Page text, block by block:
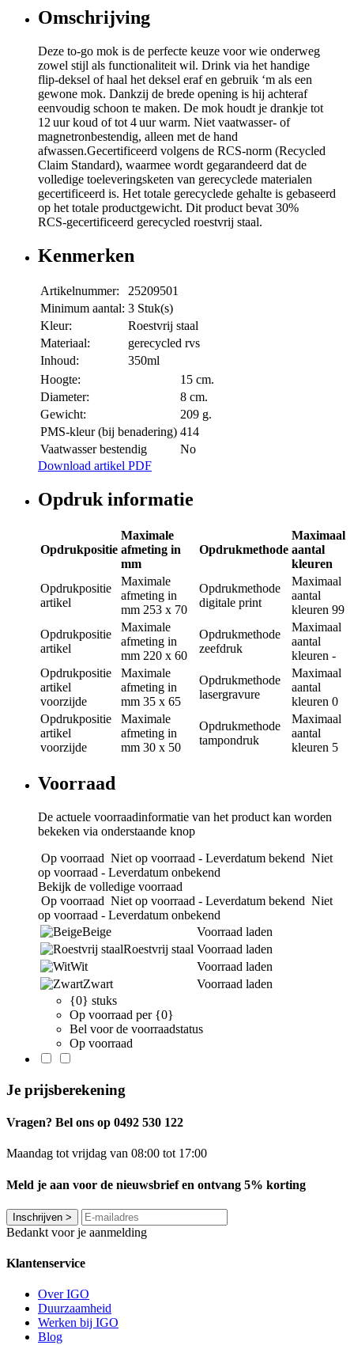
Omschrijving
Deze to-go mok is de perfecte keuze voor wie onderweg
zowel stijl als functionaliteit wil. Drink via het handige
flip‑deksel of haal het deksel eraf en gebruik ‘m als een
gewone mok. Dankzij de brede opening is hij achteraf
eenvoudig schoon te maken. De mok houdt je drankje tot
12 uur koud of tot 4 uur warm. Niet vaatwasser- of
magnetronbestendig, alleen met de hand
afwassen.Gecertificeerd volgens de RCS‑norm (Recycled
Claim Standard), waarmee wordt gegarandeerd dat de
volledige toeleveringsketen van gerecyclede materialen
gecertificeerd is. Het totale gerecyclede gehalte is gebaseerd
op het totale productgewicht. Dit product bevat 30%
RCS‑gecertificeerd gerecycled roestvrij staal.
Kenmerken
Artikelnummer:
25209501
Minimum aantal: 3 Stuk(s)
Kleur:
Roestvrij staal
Materiaal:
gerecycled rvs
Inhoud:
350ml
Hoogte:
15 cm.
Diameter:
8 cm.
Gewicht:
209 g.
PMS-kleur (bij benadering) 414
Vaatwasser bestendig
No
Download artikel PDF
Opdruk informatie
Opdrukpositie
Maximale
afmeting in
mm
Opdrukmethode
Maximaal
aantal
kleuren
Opdrukpositie
artikel
Maximale
afmeting in
mm 253 x 70
Opdrukmethode
digitale print
Maximaal
aantal
kleuren 99
Opdrukpositie
artikel
Maximale
afmeting in
mm 220 x 60
Opdrukmethode
zeefdruk
Maximaal
aantal
kleuren -
Opdrukpositie
artikel
voorzijde
Maximale
afmeting in
mm 35 x 65
Opdrukmethode
lasergravure
Maximaal
aantal
kleuren 0
Opdrukpositie
artikel
voorzijde
Maximale
afmeting in
mm 30 x 50
Opdrukmethode
tampondruk
Maximaal
aantal
kleuren 5
Voorraad
De actuele voorraadinformatie van het product kan worden
bekeken via onderstaande knop
Op voorraad Niet op voorraad - Leverdatum bekend Niet
op voorraad - Leverdatum onbekend
Bekijk de volledige voorraad
Op voorraad Niet op voorraad - Leverdatum bekend Niet
op voorraad - Leverdatum onbekend
Beige
Voorraad laden
Roestvrij staal Voorraad laden
Wit
Voorraad laden
Zwart
Voorraad laden
{0} stuks
Op voorraad per {0}
Bel voor de voorraadstatus
Op voorraad
Je prijsberekening
Vragen? Bel ons op 0492 530 122
Maandag tot vrijdag van 08:00 tot 17:00
Meld je aan voor de nieuwsbrief en ontvang 5% korting
Inschrijven >
Bedankt voor je aanmelding
Klantenservice
Over IGO
Duurzaamheid
Werken bij IGO
Blog